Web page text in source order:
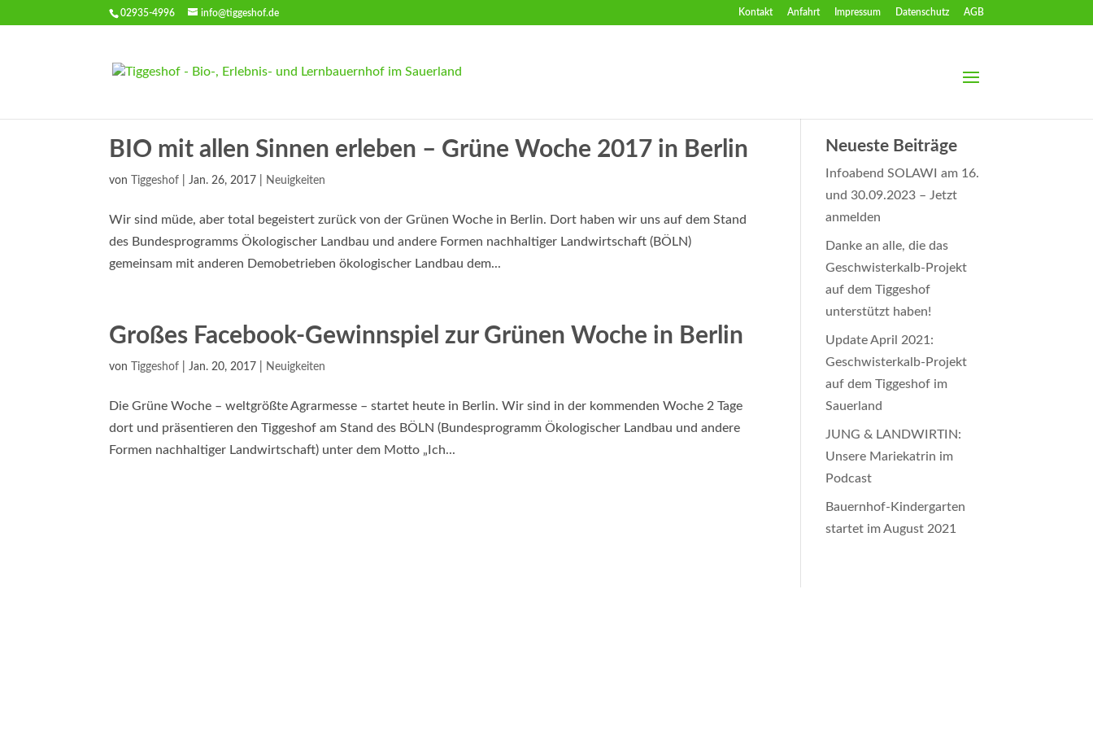
02935-4996 info@tiggeshof.de Kontakt Anfahrt Impressum Datenschutz AGB
BIO mit allen Sinnen erleben – Grüne Woche 2017 in Berlin
von Tiggeshof |Jan. 26, 2017 Neuigkeiten
Wir sind müde, aber total begeistert zurück von der Grünen Woche in Berlin. Dort haben wir uns auf dem Stand
des Bundesprogramms Ökologischer Landbau und andere Formen nachhaltiger Landwirtschaft (BÖLN)
gemeinsam mit anderen Demobetrieben ökologischer Landbau dem...
Großes Facebook-Gewinnspiel zur Grünen Woche in Berlin
von Tiggeshof |Jan. 20, 2017 Neuigkeiten
Die Grüne Woche – weltgrößte Agrarmesse – startet heute in Berlin. Wir sind in der kommenden Woche 2 Tage
dort und präsentieren den Tiggeshof am Stand des BÖLN (Bundesprogramm Ökologischer Landbau und andere
Formen nachhaltiger Landwirtschaft) unter dem Motto „Ich...
Neueste Beiträge
Infoabend SOLAWI am 16.
und 30.09.2023 – Jetzt
anmelden
Danke an alle, die das
Geschwisterkalb-Projekt
auf dem Tiggeshof
unterstützt haben!
Update April 2021:
Geschwisterkalb-Projekt
auf dem Tiggeshof im
Sauerland
JUNG & LANDWIRTIN:
Unsere Mariekatrin im
Podcast
Bauernhof-Kindergarten
startet im August 2021